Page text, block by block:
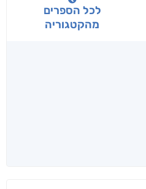
לכל הספרים
מהקטגוריה